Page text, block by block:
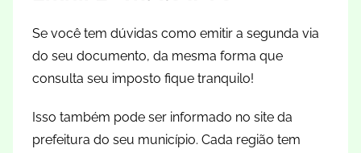
Se você tem dúvidas como emitir a segunda via
do seu documento, da mesma forma que
consulta seu imposto fique tranquilo!
Isso também pode ser informado no site da
prefeitura do seu município. Cada região tem